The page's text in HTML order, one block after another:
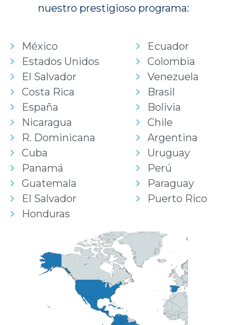
nuestro prestigioso programa:
México
Estados Unidos
El Salvador
Costa Rica
España
Nicaragua
R. Dominicana
Cuba
Panamá
Guatemala
El Salvador
Honduras
Ecuador
Colombia
Venezuela
Brasil
Bolivia
Chile
Argentina
Uruguay
Perú
Paraguay
Puerto Rico